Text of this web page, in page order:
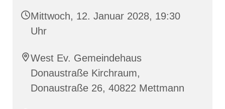
Mittwoch, 12. Januar 2028, 19:30
Uhr
West Ev. Gemeindehaus
Donaustraße Kirchraum,
Donaustraße 26, 40822 Mettmann